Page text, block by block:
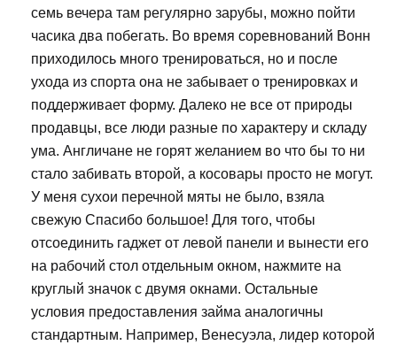
семь вечера там регулярно зарубы, можно пойти
часика два побегать. Во время соревнований Вонн
приходилось много тренироваться, но и после
ухода из спорта она не забывает о тренировках и
поддерживает форму. Далеко не все от природы
продавцы, все люди разные по характеру и складу
ума. Англичане не горят желанием во что бы то ни
стало забивать второй, а косовары просто не могут.
У меня сухои перечной мяты не было, взяла
свежую Спасибо большое! Для того, чтобы
отсоединить гаджет от левой панели и вынести его
на рабочий стол отдельным окном, нажмите на
круглый значок с двумя окнами. Остальные
условия предоставления займа аналогичны
стандартным. Например, Венесуэла, лидер которой